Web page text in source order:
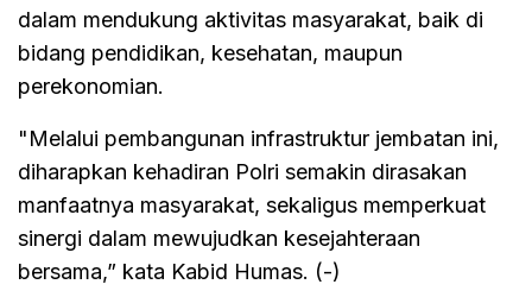
dalam mendukung aktivitas masyarakat, baik di
bidang pendidikan, kesehatan, maupun
perekonomian.
"Melalui pembangunan infrastruktur jembatan ini,
diharapkan kehadiran Polri semakin dirasakan
manfaatnya masyarakat, sekaligus memperkuat
sinergi dalam mewujudkan kesejahteraan
bersama,” kata Kabid Humas. (-)